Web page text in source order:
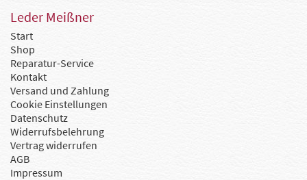
Leder Meißner
Start
Shop
Reparatur-Service
Kontakt
Versand und Zahlung
Cookie Einstellungen
Datenschutz
Widerrufsbelehrung
Vertrag widerrufen
AGB
Impressum